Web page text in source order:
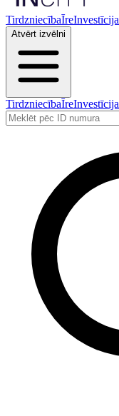
TirdzniecībaĪre
Atvērt izvēlni
TirdzniecībaĪre